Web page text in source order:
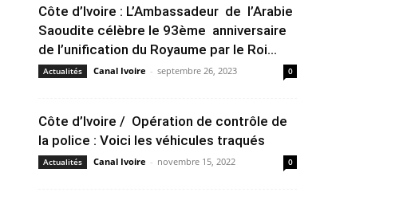
Côte d’Ivoire : L’Ambassadeur de l’Arabie
Saoudite célèbre le 93ème anniversaire
de l’unification du Royaume par le Roi...
Actualités Canal Ivoire - septembre 26, 2023 0
Côte d’Ivoire / Opération de contrôle de
la police : Voici les véhicules traqués
Actualités Canal Ivoire - novembre 15, 2022 0